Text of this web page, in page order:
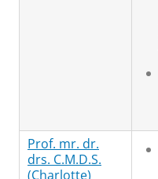
Prof. mr. dr.
drs. C.M.D.S.
(Charlotte)